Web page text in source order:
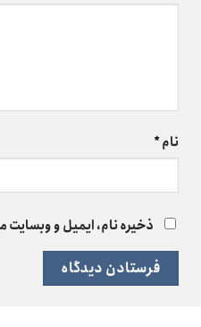
نام*
ذخیره نام، ایمیل و وبسایت